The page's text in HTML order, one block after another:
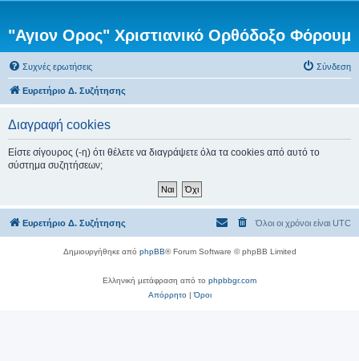
"Αγιον Ορος" Χριστιανικό Ορθόδοξο Φόρουμ
Συχνές ερωτήσεις Σύνδεση
Ευρετήριο Δ. Συζήτησης
Διαγραφή cookies
Είστε σίγουρος (-η) ότι θέλετε να διαγράψετε όλα τα cookies από αυτό το
σύστημα συζητήσεων;
Ευρετήριο Δ. Συζήτησης Όλοι οι χρόνοι είναι UTC
Δημιουργήθηκε από phpBB® Forum Software © phpBB Limited
Ελληνική μετάφραση από το phpbbgr.com
Απόρρητο|Όροι